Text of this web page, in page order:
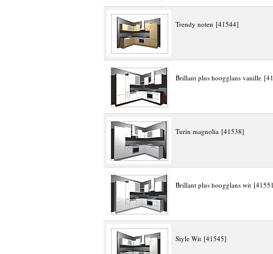
Trendy noten [41544]
Brillant plus hoogglans vanille
Turin magnolia [41538]
Brillant plus hoogglans wit
Style Wit [41545]